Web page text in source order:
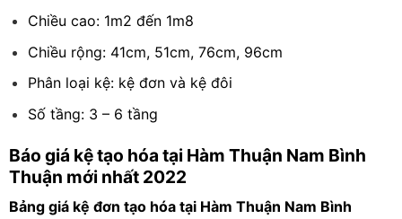
Chiều cao: 1m2 đến 1m8
Chiều rộng: 41cm, 51cm, 76cm, 96cm
Phân loại kệ: kệ đơn và kệ đôi
Số tầng: 3 – 6 tầng
Báo giá kệ tạo hóa tại Hàm Thuận Nam Bình
Thuận mới nhất 2022
Bảng giá kệ đơn tạo hóa tại Hàm Thuận Nam Bình